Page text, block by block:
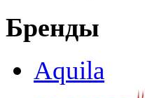
Бренды
Aquila